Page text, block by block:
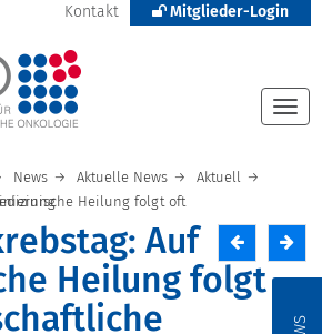
Kontakt Mitglieder-Login
News Aktuelle News
Aktuell
Diskriminierung
Auf
Heilung folgt